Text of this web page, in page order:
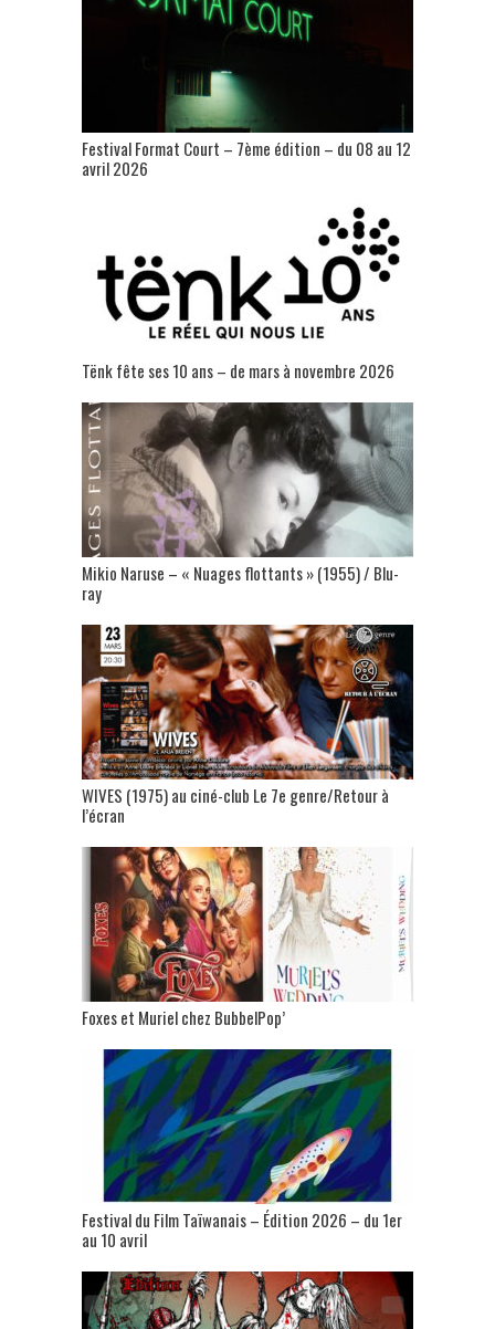
Festival Format Court – 7ème édition – du 08 au 12
avril 2026
Tënk fête ses 10 ans – de mars à novembre 2026
Mikio Naruse – « Nuages flottants » (1955) / Blu-
ray
WIVES (1975) au ciné-club Le 7e genre/Retour à
l’écran
Foxes et Muriel chez BubbelPop’
Festival du Film Taïwanais – Édition 2026 – du 1er
au 10 avril